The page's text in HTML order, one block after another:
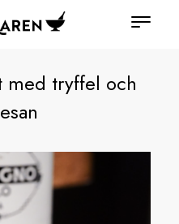
med tryffel och